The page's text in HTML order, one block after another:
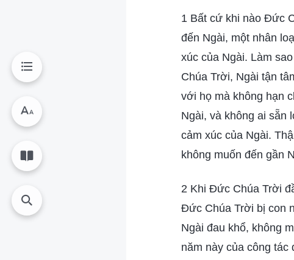
1 Bất cứ khi nào Đức
đến Ngài, một nhân
xúc của Ngài. Làm
Chúa Trời, Ngài tận
với họ mà không hạn
Ngài, và không ai sẵn
cảm xúc của Ngài.
không muốn đến gần
2 Khi Đức Chúa Trời
Đức Chúa Trời bị con
Ngài đau khổ, không
năm này của công